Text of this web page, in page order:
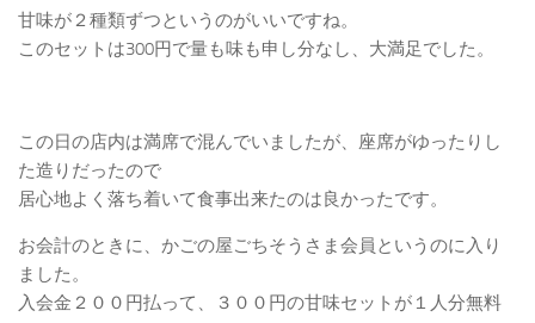
甘味が２種類ずつというのがいいですね。
このセットは300円で量も味も申し分なし、大満足でした。
この日の店内は満席で混んでいましたが、座席がゆったりし
た造りだったので
居心地よく落ち着いて食事出来たのは良かったです。
お会計のときに、かごの屋ごちそうさま会員というのに入り
ました。
入会金２００円払って、３００円の甘味セットが１人分無料